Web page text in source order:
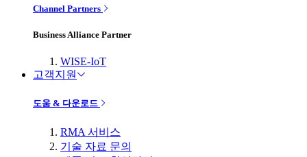
Channel Partners
Business Alliance Partner
WISE-IoT
고객지원
도움 & 다운로드
RMA 서비스
기술 자료 문의